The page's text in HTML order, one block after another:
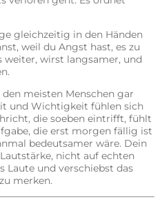
gleichzeitig in den Händen
weil du Angst hast, es zu
weiter, wirst langsamer, und
meisten Menschen gar
und Wichtigkeit fühlen sich
die soeben eintrifft, fühlt
die erst morgen fällig ist
bedeutsamer wäre. Dein
nicht auf echten
Laute und verschiebst das
merken.